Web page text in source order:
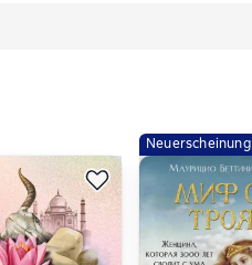
Neuerscheinung